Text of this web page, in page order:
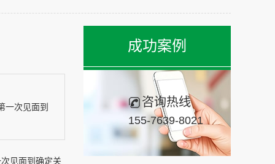
成功案例
咨询热线
155-7639-8021
一次见面到
见面到确定关